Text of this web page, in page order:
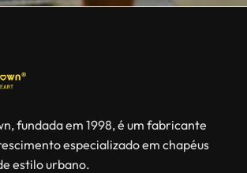
fundada em 1998, é um fabricante
especializado em chapéus
estilo urbano.